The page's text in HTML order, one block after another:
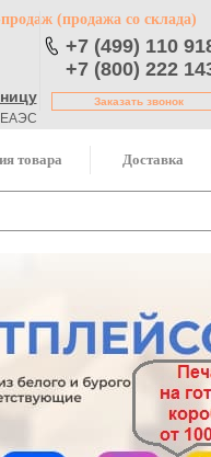
(продажа со склада)
ЕАЭС
+7 (499) 110
+7 (800) 222
Заказать звонок
товара Доставка